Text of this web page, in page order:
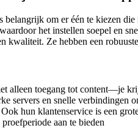
om er één te kiezen
het instellen soepel en
kwaliteit. Ze hebben een
toegang tot content—je
servers en snelle verbindingen
hun klantenservice is een
proefperiode aan te bieden